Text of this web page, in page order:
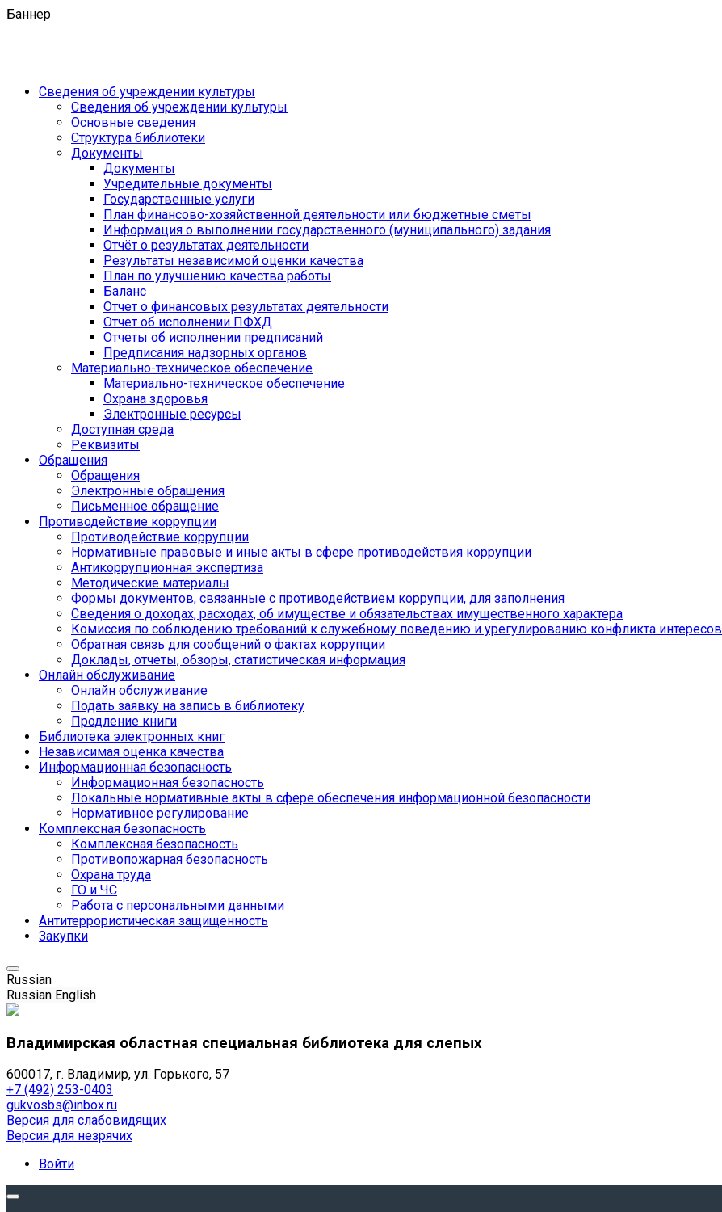
Баннер
Сведения об учреждении культуры
Сведения об учреждении культуры
Основные сведения
Структура библиотеки
Документы
Документы
Учредительные документы
Государственные услуги
План финансово-хозяйственной деятельности или бюджетные сметы
Информация о выполнении государственного (муниципального) задания
Отчёт о результатах деятельности
Результаты независимой оценки качества
План по улучшению качества работы
Баланс
Отчет о финансовых результатах деятельности
Отчет об исполнении ПФХД
Отчеты об исполнении предписаний
Предписания надзорных органов
Материально-техническое обеспечение
Материально-техническое обеспечение
Охрана здоровья
Электронные ресурсы
Доступная среда
Реквизиты
Обращения
Обращения
Электронные обращения
Письменное обращение
Противодействие коррупции
Противодействие коррупции
Нормативные правовые и иные акты в сфере противодействия коррупции
Антикоррупционная экспертиза
Методические материалы
Формы документов, связанные с противодействием коррупции, для заполнения
Сведения о доходах, расходах, об имуществе и обязательствах имущественного характера
Комиссия по соблюдению требований к служебному поведению и урегулированию конфликта интересов
Обратная связь для сообщений о фактах коррупции
Доклады, отчеты, обзоры, статистическая информация
Онлайн обслуживание
Онлайн обслуживание
Подать заявку на запись в библиотеку
Продление книги
Библиотека электронных книг
Независимая оценка качества
Информационная безопасность
Информационная безопасность
Локальные нормативные акты в сфере обеспечения информационной безопасности
Нормативное регулирование
Комплексная безопасность
Комплексная безопасность
Противопожарная безопасность
Охрана труда
ГО и ЧС
Работа с персональными данными
Антитеррористическая защищенность
Закупки
Russian
Russian English
Владимирская областная специальная библиотека для слепых
600017, г. Владимир, ул. Горького, 57
+7 (492) 253-0403
gukvosbs@inbox.ru
Версия для слабовидящих
Версия для незрячих
Войти